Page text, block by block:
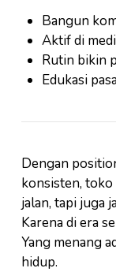
Bangun
Aktif di
Rutin bikin
Edukasi
Dengan
konsisten, toko
jalan, tapi juga
Karena di era
Yang menang
hidup.